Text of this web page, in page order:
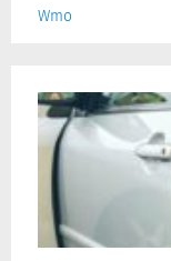
Wmo
gehandicapten
parkeerkaart
lopen
steeds
uiteen